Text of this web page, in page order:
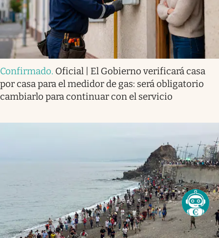
Confirmado. Oficial | El Gobierno verificará casa
por casa para el medidor de gas: será obligatorio
cambiarlo para continuar con el servicio